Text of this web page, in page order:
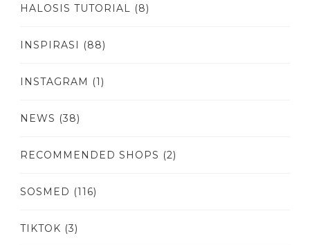
HALOSIS TUTORIAL (8)
INSPIRASI (88)
INSTAGRAM (1)
NEWS (38)
RECOMMENDED SHOPS (2)
SOSMED (116)
TIKTOK (3)